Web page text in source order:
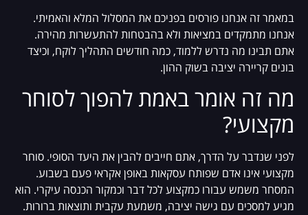
במאמר זה אנחנו פורסים בפניכם את המסלול המלא והאמיתי.
אנחנו מתמקדים במציאות ולא בהבטחות להתעשרות מהירה.
אתם תבינו מה נדרש ללמוד, כמה חודשים התהליך לוקח, וכיצד
בונים קריירה יציבה בשוק ההון.
מה זה אומר באמת להפוך לסוחר
מקצועי?
לפני שנדבר על הדרך, אתם חייבים להבין את היעד הסופי. סוחר
מקצועי אינו אדם שפותח עסקאות באופן אקראי פעם בשבוע.
המסחר משמש עבורו כמקצוע לכל דבר וכמקור הכנסה עיקרי. הוא
מגיע למסכים עם גישה יציבה, משמעת עקבית ותוצאות ברורות.